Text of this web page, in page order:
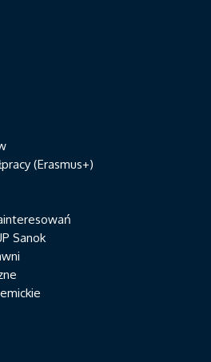
(Erasmus+)
Sanok